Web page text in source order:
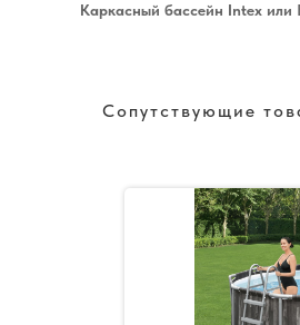
Каркасный бассейн Intex или
Сопутствующие